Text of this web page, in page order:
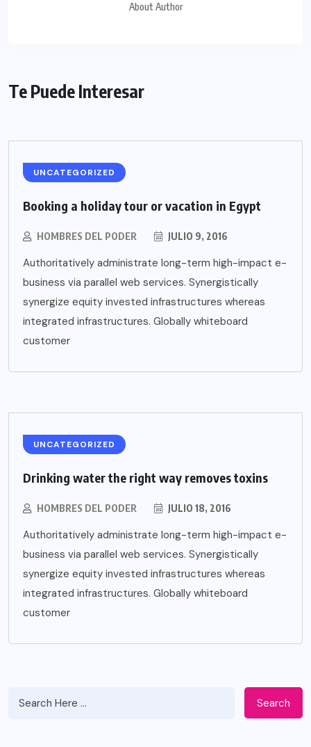
About Author
Te Puede Interesar
UNCATEGORIZED
Booking a holiday tour or vacation in Egypt
HOMBRES DEL PODER JULIO 9, 2016
Authoritatively administrate long-term high-impact e-
business via parallel web services. Synergistically
synergize equity invested infrastructures whereas
integrated infrastructures. Globally whiteboard
customer
UNCATEGORIZED
Drinking water the right way removes toxins
HOMBRES DEL PODER JULIO 18, 2016
Authoritatively administrate long-term high-impact e-
business via parallel web services. Synergistically
synergize equity invested infrastructures whereas
integrated infrastructures. Globally whiteboard
customer
Search